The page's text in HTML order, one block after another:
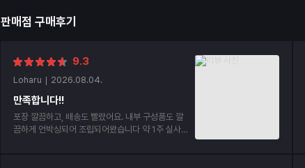
판매점 구매후기
9.3
Loharu 2026.08.04.
만족합니다!!
포장 깔끔하고, 배송도 빨랐어요. 내부 구성품도 깔
끔하게 언박싱되어 조립되어왔습니다 약 1주 실사용